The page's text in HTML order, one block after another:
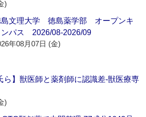
)
島文理大学 徳島薬学部 オープンキ
ンパス 2026/08-2026/09
年08月07日 (金)
ら】獣医師と薬剤師に認識差‐獣医療専
)